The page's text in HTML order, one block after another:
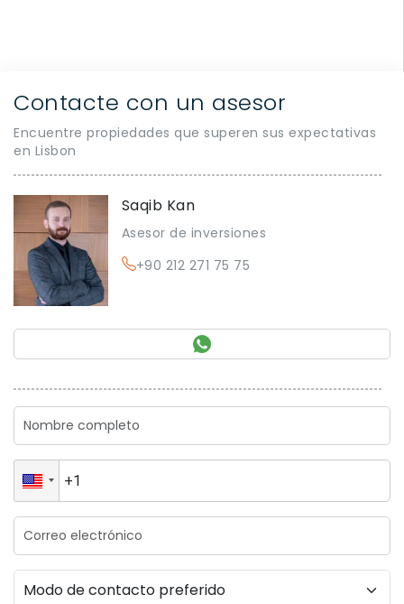
Contacte con un asesor
Encuentre propiedades que superen sus expectativas
en Lisbon
Saqib Kan
Asesor de inversiones
+90 212 271 75 75